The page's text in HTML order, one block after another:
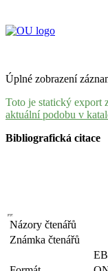
Úplné zobrazení
Toto je statický export
aktuální podobu v
Bibliografická citace
Názory čtenářů
Známka čtenářů
EB